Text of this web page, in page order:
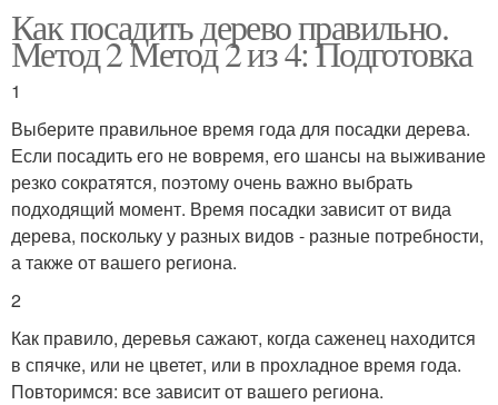
Как посадить дерево правильно.
Метод 2 Метод 2 из 4: Подготовка
1
Выберите правильное время года для посадки дерева.
Если посадить его не вовремя, его шансы на выживание
резко сократятся, поэтому очень важно выбрать
подходящий момент. Время посадки зависит от вида
дерева, поскольку у разных видов - разные потребности,
а также от вашего региона.
2
Как правило, деревья сажают, когда саженец находится
в спячке, или не цветет, или в прохладное время года.
Повторимся: все зависит от вашего региона.